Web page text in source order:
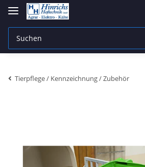
Tierpflege / Kennzeichnung / Zubehör